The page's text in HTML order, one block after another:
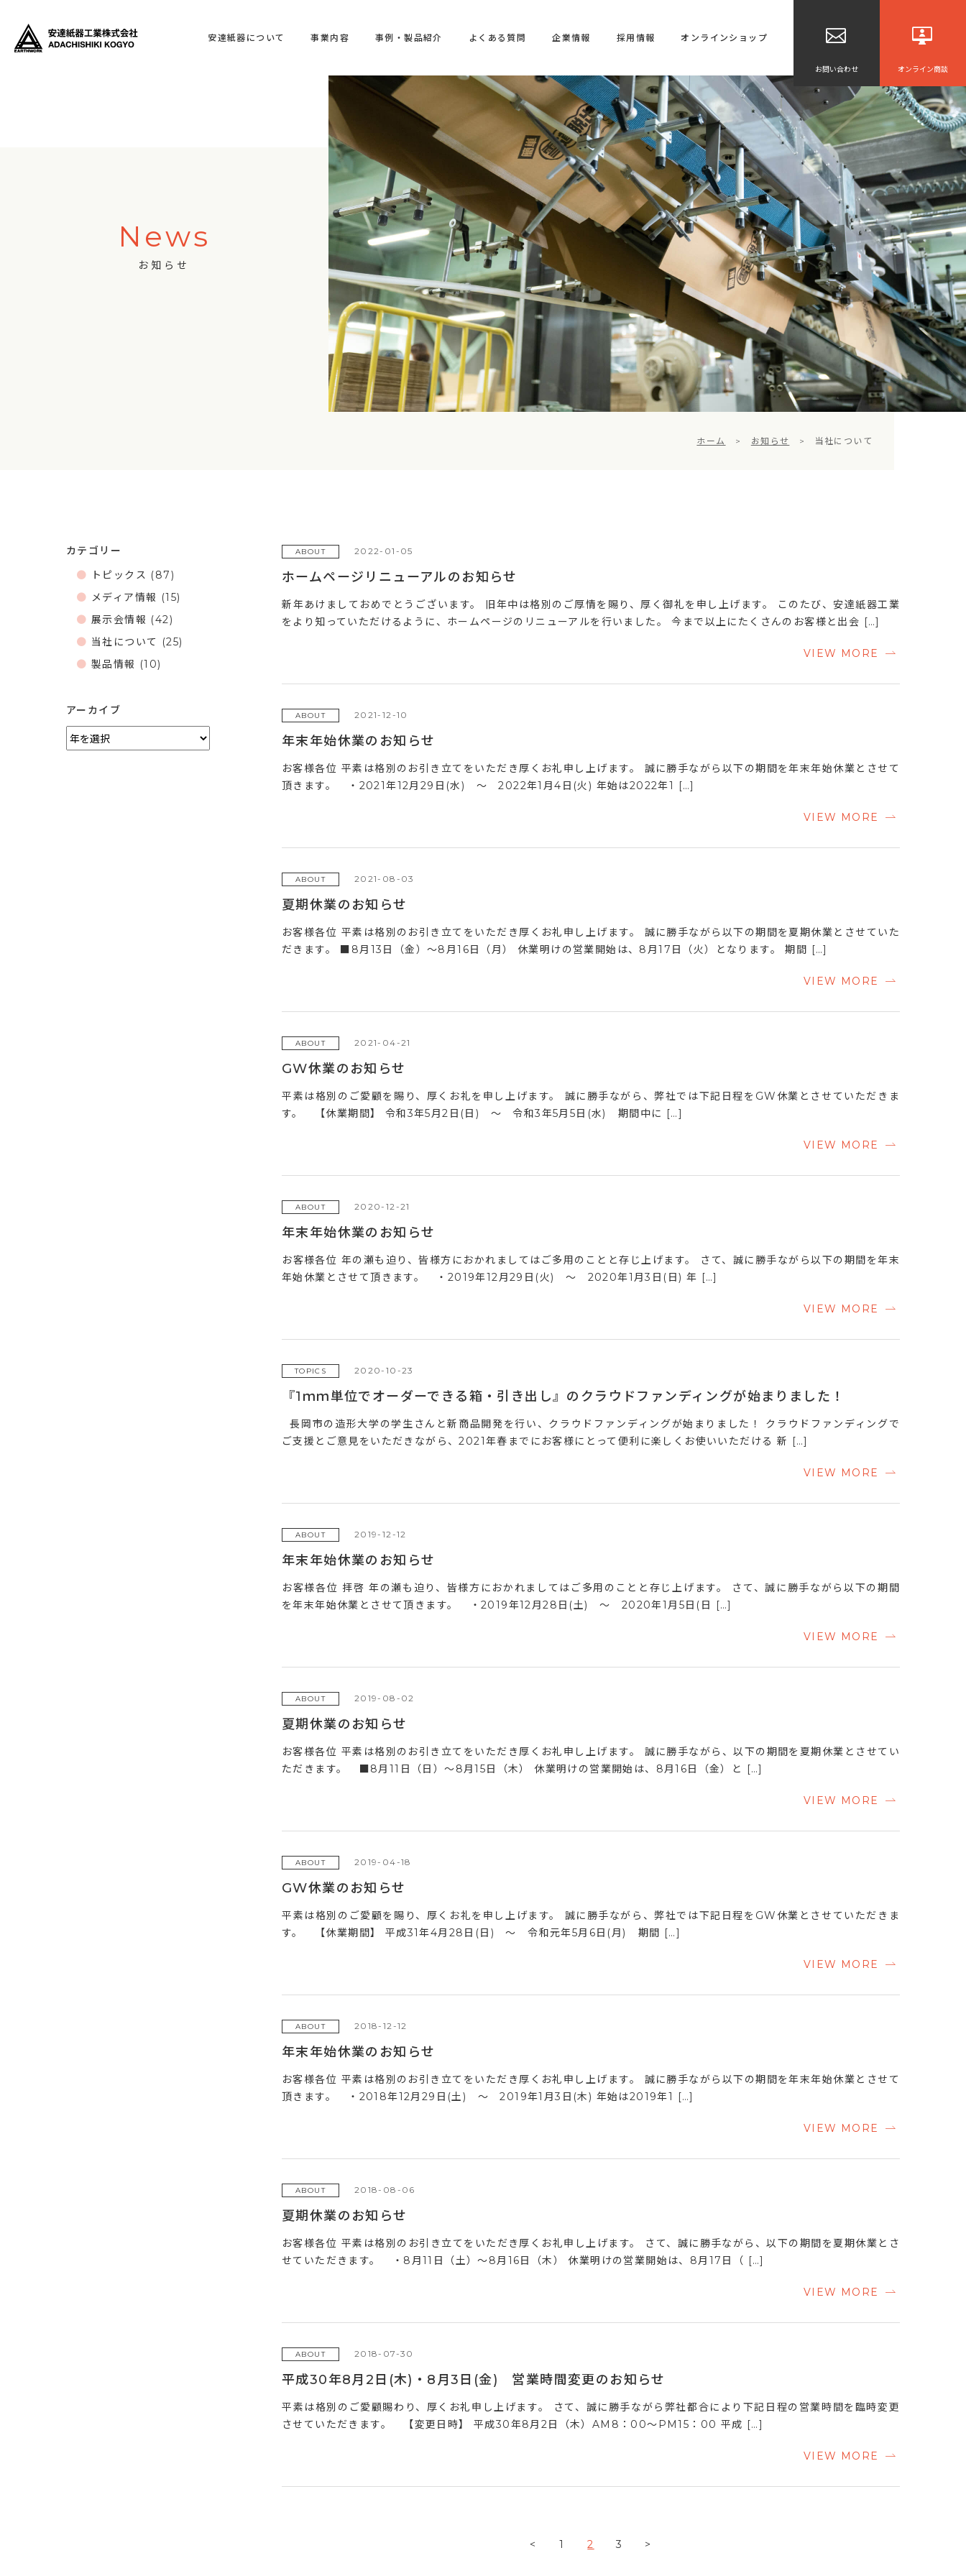
安達紙器について 事業内容 事例・製品紹介 よくある質問 企業情報 採用情報 オンラインショップ
お問い合わせ オンライン商談
News
お知らせ
ホーム > お知らせ > 当社について
ABOUT 2022-01-05
ホームページリニューアルのお知らせ
新年あけましておめでとうございます。 旧年中は格別のご厚情を賜り、厚く御礼を申し上げます。 このたび、安達紙器工業
をより知っていただけるように、ホームページのリニューアルを行いました。 今まで以上にたくさんのお客様と出会 […]
VIEW MORE
ABOUT 2021-12-10
年末年始休業のお知らせ
お客様各位 平素は格別のお引き立てをいただき厚くお礼申し上げます。 誠に勝手ながら以下の期間を年末年始休業とさせて
頂きます。 ・2021年12月29日(水) ～ 2022年1月4日(火) 年始は2022年1 […]
VIEW MORE
ABOUT 2021-08-03
夏期休業のお知らせ
お客様各位 平素は格別のお引き立てをいただき厚くお礼申し上げます。 誠に勝手ながら以下の期間を夏期休業とさせていた
だきます。 ■8月13日（金）～8月16日（月） 休業明けの営業開始は、8月17日（火）となります。 期間 […]
VIEW MORE
ABOUT 2021-04-21
GW休業のお知らせ
平素は格別のご愛顧を賜り、厚くお礼を申し上げます。 誠に勝手ながら、弊社では下記日程をGW休業とさせていただきま
す。 【休業期間】 令和3年5月2日(日) ～ 令和3年5月5日(水) 期間中に […]
VIEW MORE
ABOUT 2020-12-21
年末年始休業のお知らせ
お客様各位 年の瀬も迫り、皆様方におかれましてはご多用のことと存じ上げます。 さて、誠に勝手ながら以下の期間を年末
年始休業とさせて頂きます。 ・2019年12月29日(火) ～ 2020年1月3日(日) 年 […]
VIEW MORE
TOPICS 2020-10-23
『1ｍｍ単位でオーダーできる箱・引き出し』のクラウドファンディングが始まりました！
長岡市の造形大学の学生さんと新商品開発を行い、クラウドファンディングが始まりました！ クラウドファンディングで
ご支援とご意見をいただきながら、2021年春までにお客様にとって便利に楽しくお使いいただける 新 […]
VIEW MORE
ABOUT 2019-12-12
年末年始休業のお知らせ
お客様各位 拝啓 年の瀬も迫り、皆様方におかれましてはご多用のことと存じ上げます。 さて、誠に勝手ながら以下の期間
を年末年始休業とさせて頂きます。 ・2019年12月28日(土) ～ 2020年1月5日(日 […]
VIEW MORE
ABOUT 2019-08-02
夏期休業のお知らせ
お客様各位 平素は格別のお引き立てをいただき厚くお礼申し上げます。 誠に勝手ながら、以下の期間を夏期休業とさせてい
ただきます。 ■8月11日（日）～8月15日（木） 休業明けの営業開始は、8月16日（金）と […]
VIEW MORE
ABOUT 2019-04-18
GW休業のお知らせ
平素は格別のご愛顧を賜り、厚くお礼を申し上げます。 誠に勝手ながら、弊社では下記日程をGW休業とさせていただきま
す。 【休業期間】 平成31年4月28日(日) ～ 令和元年5月6日(月) 期間 […]
VIEW MORE
ABOUT 2018-12-12
年末年始休業のお知らせ
お客様各位 平素は格別のお引き立てをいただき厚くお礼申し上げます。 誠に勝手ながら以下の期間を年末年始休業とさせて
頂きます。 ・2018年12月29日(土) ～ 2019年1月3日(木) 年始は2019年1 […]
VIEW MORE
ABOUT 2018-08-06
夏期休業のお知らせ
お客様各位 平素は格別のお引き立てをいただき厚くお礼申し上げます。 さて、誠に勝手ながら、以下の期間を夏期休業とさ
せていただきます。 ・8月11日（土）～8月16日（木） 休業明けの営業開始は、8月17日（ […]
VIEW MORE
ABOUT 2018-07-30
平成30年8月2日(木)・8月3日(金) 営業時間変更のお知らせ
平素は格別のご愛顧賜わり、厚くお礼申し上げます。 さて、誠に勝手ながら弊社都合により下記日程の営業時間を臨時変更
させていただきます。 【変更日時】 平成30年8月2日（木）AM8：00～PM15：00 平成 […]
VIEW MORE
< 1 2 3 >
カテゴリー
トピックス (87)
メディア情報 (15)
展示会情報 (42)
当社について
(25)
製品情報 (10)
アーカイブ